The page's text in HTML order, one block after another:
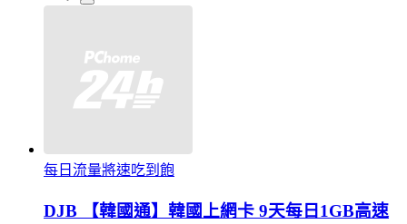
每日流量將速吃到飽
DJB 【韓國通】韓國上網卡 9天每日1GB高速